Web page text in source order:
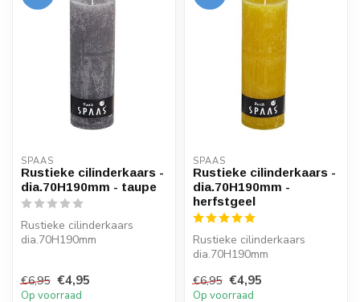
SPAAS
Rustieke cilinderkaars -
dia.70H190mm - taupe
Rustieke cilinderkaars
dia.70H190mm
€6,95 €4,95
Op voorraad
SPAAS
Rustieke cilinderkaars -
dia.70H190mm -
herfstgeel
Rustieke cilinderkaars
dia.70H190mm
brandduur: 95 uur
€6,95 €4,95
Op voorraad